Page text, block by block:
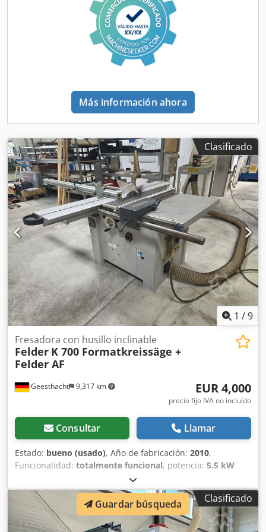
un cambiador de brazo de 24 herramientas. Incluye una
mesa continua de 4 ejes y un transportador de virutas.
Ideal para tareas de mecanizado complejas. Contacte con
nosotros para más información sobre esta máquina. •
Dimensiones de la mesa: 1200 × 550 mm • Distancia de la
superficie de la mesa al suelo: 915 mm • Avance de trabajo
mesa: 100-735 mm • Distancia del centro del cabezal a la
columna: 640 mm • Motores de eje (X/Y/Z) kW/HP: 3,0/4,0;
3,0-4,0/5,4 • Tipo ATC: Cambiador de brazo • Capacidad del
necesaria: 30 kVA Equipamiento adicional Cedpfjx D R Dfjx
Ahijha • Mesa continua de 4 ejes • Transportador de
virutas (tipo tornillo) • Volante remoto • Se suministra con
manual y certificación CE Dimensions Machine Depth 3590
mm Technical Specification Taper Size ISO 40
Más información ahora
Clasificado
1 /9
Geesthacht 9,317 km
Fresadora con husillo inclinable
Felder K 700 Formatkreissäge +
Felder AF
EUR 4,000
precio fijo IVA no incluído
Consultar Llamar
Estado: bueno (usado), Año de fabricación: 2010,
Funcionalidad: totalmente funcional, potencia: 5.5 kW
, tensión de entrada:400 V
accionamiento:eléctrico, longitud de la mesa:205 mm,
Equipamiento:
Marcado CE, ajuste continuo de la
velocidad de rotación, Ofrecemos a la venta un juego de
herramientas profesional y listo para usar, fabricado por la
Clasificado
Guardar búsqueda